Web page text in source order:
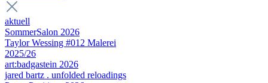
aktuell
SommerSalon 2026
Taylor Wessing #012 Malerei
2025/26
art:badgastein 2026
jared bartz . unfolded reloadings